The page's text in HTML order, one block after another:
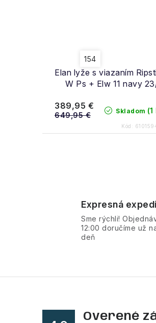
Elan lyže s viazaním
W Ps + Elw 11 navy
154
Skladom (1
389,95 €
649,95 €
Kód:
c
e
Expresná
Sme rýchli!
12:00 doručíme už
deň
Overené